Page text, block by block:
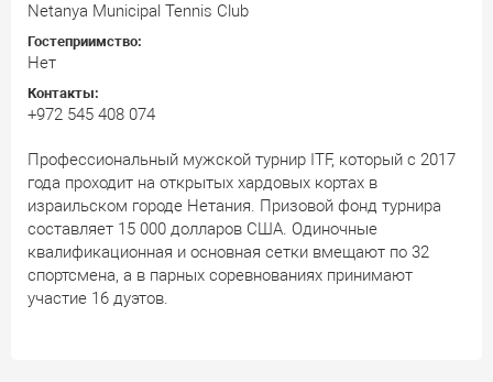
Netanya Municipal Tennis Club
Гостеприимство:
Нет
Контакты:
+972 545 408 074
Профессиональный мужской турнир ITF, который с 2017
года проходит на открытых хардовых кортах в
израильском городе Нетания. Призовой фонд турнира
составляет 15 000 долларов США. Одиночные
квалификационная и основная сетки вмещают по 32
спортсмена, а в парных соревнованиях принимают
участие 16 дуэтов.